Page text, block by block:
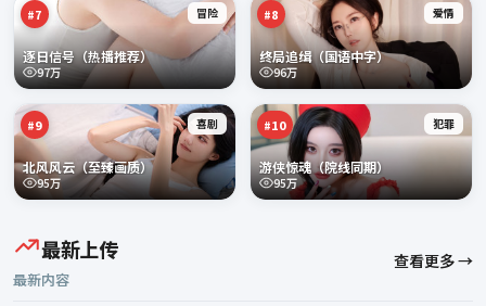
#7 冒险
逐日信号（热播推荐）
97万
#8 爱情
终局追缉（国语中字）
96万
#9 喜剧
北风风云（至臻画质）
95万
#10 犯罪
游侠惊魂（院线同期）
95万
最新上传
最新内容
查看更多 →